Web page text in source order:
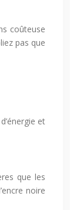
coûteuse
pas que
et
que les
noire